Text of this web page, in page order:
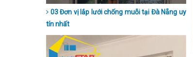
hành dài hạn nhất hiện nay. Hãy liên hệ để
được lắp đặt nhanh nhất, đẹp nhất và giá
03 Đơn vị lắp lưới chống muỗi tại Đà Nẵng uy
tín nhất